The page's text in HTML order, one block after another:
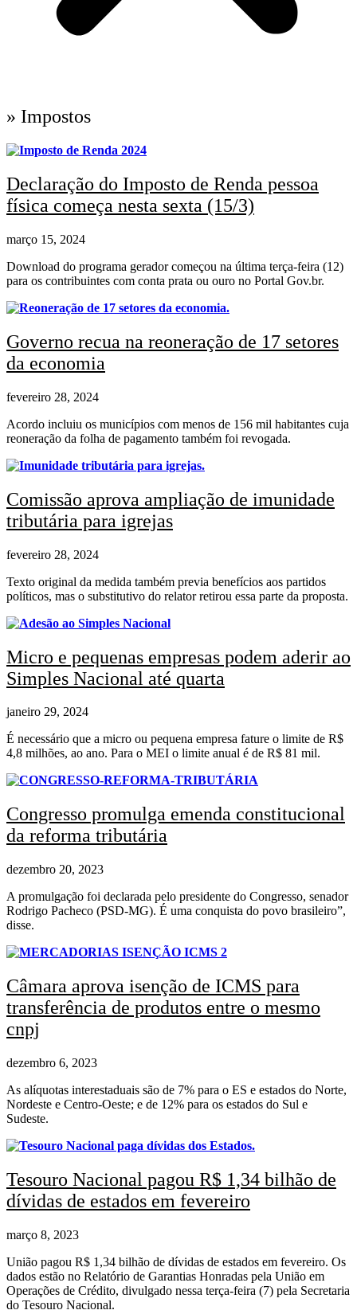
» Impostos
Declaração do Imposto de Renda pessoa
física começa nesta sexta (15/3)
março 15, 2024
Download do programa gerador começou na última terça-feira (12)
para os contribuintes com conta prata ou ouro no Portal Gov.br.
Governo recua na reoneração de 17 setores
da economia
fevereiro 28, 2024
Acordo incluiu os municípios com menos de 156 mil habitantes cuja
reoneração da folha de pagamento também foi revogada.
Comissão aprova ampliação de imunidade
tributária para igrejas
fevereiro 28, 2024
Texto original da medida também previa benefícios aos partidos
políticos, mas o substitutivo do relator retirou essa parte da proposta.
Micro e pequenas empresas podem aderir ao
Simples Nacional até quarta
janeiro 29, 2024
É necessário que a micro ou pequena empresa fature o limite de R$
4,8 milhões, ao ano. Para o MEI o limite anual é de R$ 81 mil.
Congresso promulga emenda constitucional
da reforma tributária
dezembro 20, 2023
A promulgação foi declarada pelo presidente do Congresso, senador
Rodrigo Pacheco (PSD-MG). É uma conquista do povo brasileiro”,
disse.
Câmara aprova isenção de ICMS para
transferência de produtos entre o mesmo
cnpj
dezembro 6, 2023
As alíquotas interestaduais são de 7% para o ES e estados do Norte,
Nordeste e Centro-Oeste; e de 12% para os estados do Sul e
Sudeste.
Tesouro Nacional pagou R$ 1,34 bilhão de
dívidas de estados em fevereiro
março 8, 2023
União pagou R$ 1,34 bilhão de dívidas de estados em fevereiro. Os
dados estão no Relatório de Garantias Honradas pela União em
Operações de Crédito, divulgado nessa terça-feira (7) pela Secretaria
do Tesouro Nacional.